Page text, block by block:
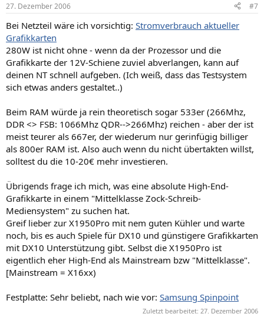
27. Dezember 2006 #7
Bei Netzteil wäre ich vorsichtig: Stromverbrauch aktueller
Grafikkarten
280W ist nicht ohne - wenn da der Prozessor und die
Grafikkarte der 12V-Schiene zuviel abverlangen, kann auf
deinen NT schnell aufgeben. (Ich weiß, dass das Testsystem
sich etwas anders gestaltet..)
Beim RAM würde ja rein theoretisch sogar 533er (266Mhz,
DDR <> FSB: 1066Mhz QDR-->266Mhz) reichen - aber der ist
meist teurer als 667er, der wiederum nur gerinfügig billiger
als 800er RAM ist. Also auch wenn du nicht übertakten willst,
solltest du die 10-20€ mehr investieren.
Übrigends frage ich mich, was eine absolute High-End-
Grafikkarte in einem "Mittelklasse Zock-Schreib-
Mediensystem" zu suchen hat.
Greif lieber zur X1950Pro mit nem guten Kühler und warte
noch, bis es auch Spiele für DX10 und günstigere Grafikkarten
mit DX10 Unterstützung gibt. Selbst die X1950Pro ist
eigentlich eher High-End als Mainstream bzw "Mittelklasse".
[Mainstream = X16xx)
Festplatte: Sehr beliebt, nach wie vor: Samsung Spinpoint
Zuletzt bearbeitet: 27. Dezember 2006